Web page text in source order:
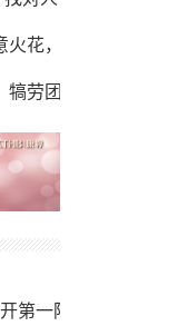
花，尽享“澳”世之美
劳团队的“玩”美之地
第一阶段冬训